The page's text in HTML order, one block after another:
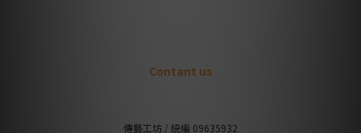
Contant us
傳藝工坊 / 統編 09635932